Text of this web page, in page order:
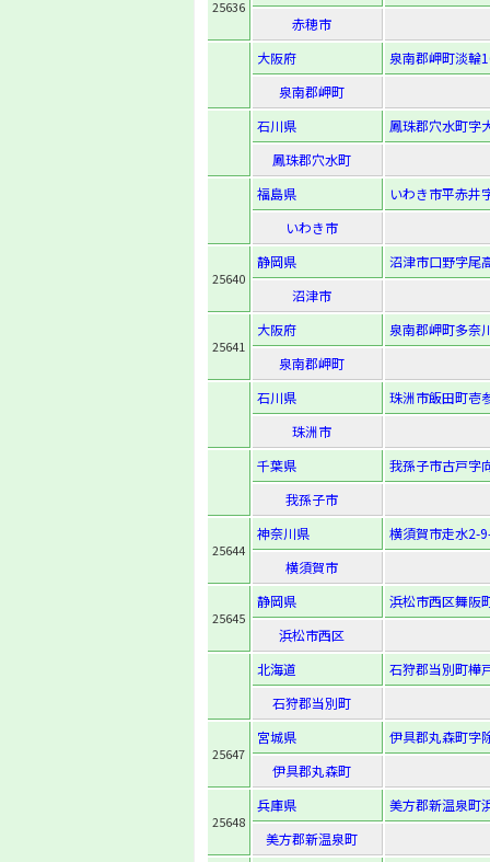
25636
赤穂市
大阪府
泉南郡岬町淡輪
泉南郡岬町
石川県
鳳珠郡穴水町字
鳳珠郡穴水町
福島県
いわき市平赤井
いわき市
25640
静岡県
沼津市口野字尾
沼津市
25641
大阪府
泉南郡岬町多奈
泉南郡岬町
石川県
珠洲市飯田町壱
珠洲市
千葉県
我孫子市古戸字
我孫子市
25644
神奈川県
横須賀市走水2-
横須賀市
25645
静岡県
浜松市西区舞阪
浜松市西区
北海道
石狩郡当別町樺
石狩郡当別町
25647
宮城県
伊具郡丸森町字
伊具郡丸森町
25648
兵庫県
美方郡新温泉町
美方郡新温泉町